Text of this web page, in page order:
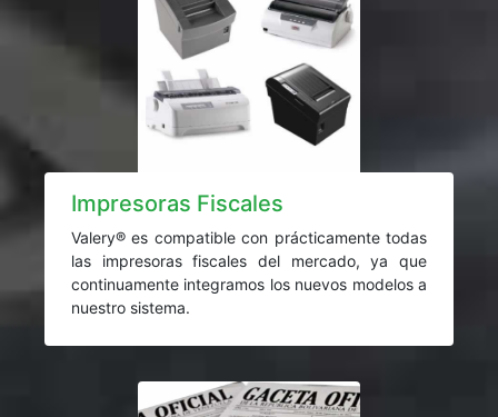
Impresoras Fiscales
Valery® es compatible con prácticamente todas
las impresoras fiscales del mercado, ya que
continuamente integramos los nuevos modelos a
nuestro sistema.